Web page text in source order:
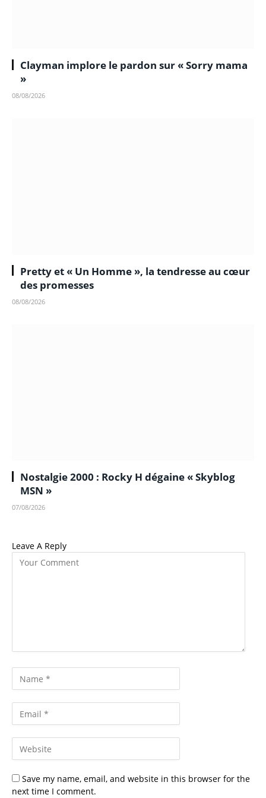
Clayman implore le pardon sur « Sorry mama
»
08/08/2026
Pretty et « Un Homme », la tendresse au cœur
des promesses
08/08/2026
Nostalgie 2000 : Rocky H dégaine « Skyblog
MSN »
07/08/2026
Leave A Reply
Save my name, email, and website in this browser for the
next time I comment.